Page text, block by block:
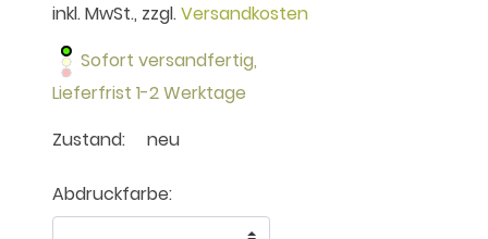
inkl. MwSt., zzgl.Versandkosten
Sofort versandfertig,
Lieferfrist 1-2 Werktage
Zustand:
neu
Abdruckfarbe: